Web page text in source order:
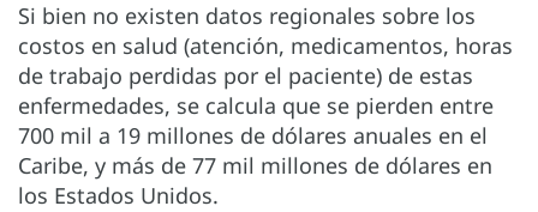
Si bien no existen datos regionales sobre los
costos en salud (atención, medicamentos, horas
de trabajo perdidas por el paciente) de estas
enfermedades, se calcula que se pierden entre
700 mil a 19 millones de dólares anuales en el
Caribe, y más de 77 mil millones de dólares en
los Estados Unidos.